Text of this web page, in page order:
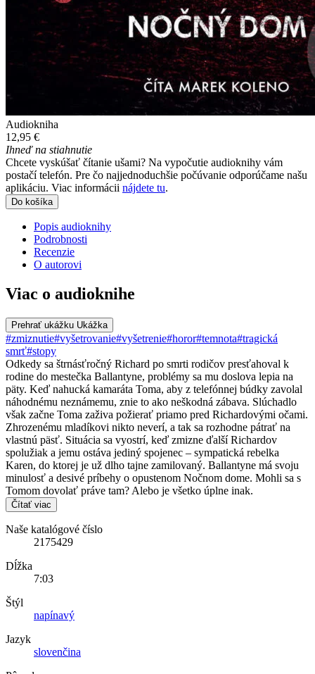
Audiokniha
12,95 €
Ihneď na stiahnutie
Chcete vyskúšať čítanie ušami? Na vypočutie audioknihy vám
postačí telefón. Pre čo najjednoduchšie počúvanie odporúčame našu
aplikáciu. Viac informácii nájdete tu.
Do košíka
Popis audioknihy
Podrobnosti
Recenzie
O autorovi
Viac o audioknihe
Prehrať ukážku Ukážka
#zmiznutie#vyšetrovanie#vyšetrenie#horor#temnota#tragická
smrť#stopy
Odkedy sa štrnásťročný Richard po smrti rodičov presťahoval k
rodine do mestečka Ballantyne, problémy sa mu doslova lepia na
päty. Keď nahucká kamaráta Toma, aby z telefónnej búdky zavolal
náhodnému neznámemu, znie to ako neškodná zábava. Slúchadlo
však začne Toma zaživa požierať priamo pred Richardovými očami.
Zhrozenému mladíkovi nikto neverí, a tak sa rozhodne pátrať na
vlastnú päsť. Situácia sa vyostrí, keď zmizne ďalší Richardov
spolužiak a jemu ostáva jediný spojenec – sympatická rebelka
Karen, do ktorej je už dlho tajne zamilovaný. Ballantyne má svoju
minulosť a desivé príbehy o opustenom Nočnom dome. Mohli sa s
Tomom dovolať práve tam? Alebo je všetko úplne inak.
Čítať viac
Naše katalógové číslo
2175429
Dĺžka
7:03
Štýl
napínavý
Jazyk
slovenčina